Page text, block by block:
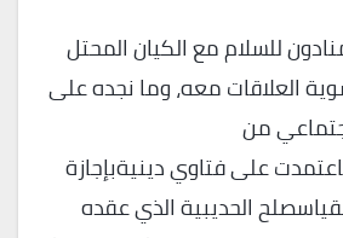
للسلام مع الكيان المحتل
العلاقات معه، وما نجده على
من
على فتاوي دينيةبإجازة
الحديبية الذي عقده